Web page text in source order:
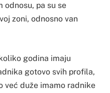
odnosu, pa su se
zoni, odnosno van
godina imaju
gotovo svih profila,
već duže imamo radnike